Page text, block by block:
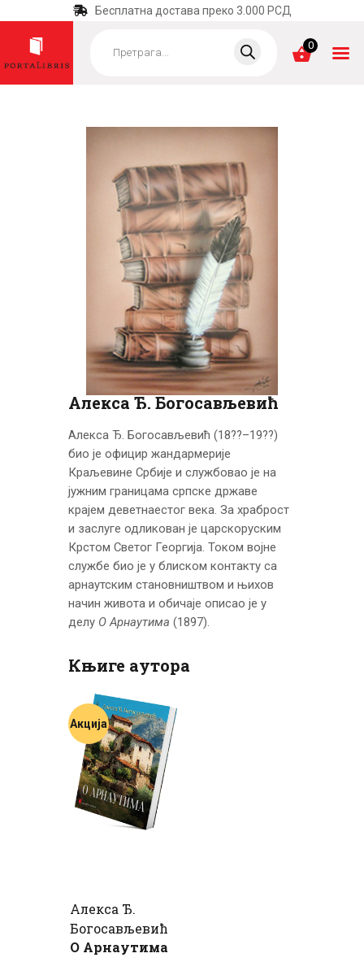
Бесплатна достава преко 3.000 РСД
search 0
ПОЧЕТНА
КАТЕГОРИЈЕ
НАЈПРОДАВАНИЈЕ
НОВЕ КЊИГЕ
ОТРГНУТО ОД
ЗАБОРАВА
АУТОРИ
АКТУЕЛНОСТИ
ЦЕНОВНИК
ПИСМО
Алекса Ђ. Богосављевић
Алекса Ђ. Богосављевић (18??–19??)
био је официр жандар­мерије
Краљевине Србије и службовао је на
јужним границама српске државе
крајем деветнаестог века. За храброст
и заслуге одликован је царскоруским
Крстом Светог Георгија. Током војне
службе био је у блиском контакту са
арнаутским становништвом и њихов
начин живота и обичаје описао је у
делу О Арнаутима (1897).
Књиге аутора
Акција
Алекса Ђ.
Богосављевић
О Арнаутима